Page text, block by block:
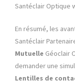
Santéclair Optique
En résumé, les
Santéclair
Mutuelle Géoclair
demander une
Lentilles de